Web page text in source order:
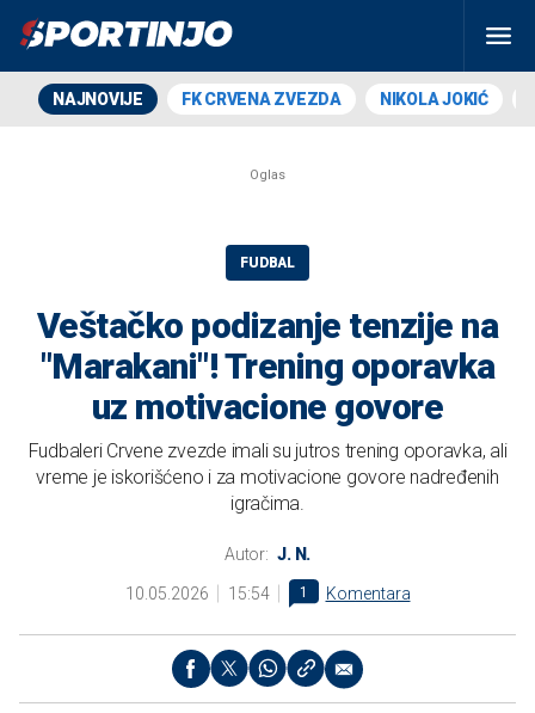
NAJNOVIJE FK CRVENA ZVEZDA NIKOLA JOKIĆ
FUDBAL
Veštačko podizanje tenzije na
"Marakani"! Trening oporavka
uz motivacione govore
Fudbaleri Crvene zvezde imali su jutros trening oporavka, ali
vreme je iskorišćeno i za motivacione govore nadređenih
igračima.
Autor: J. N.
10.05.2026 15:54 1 Komentara